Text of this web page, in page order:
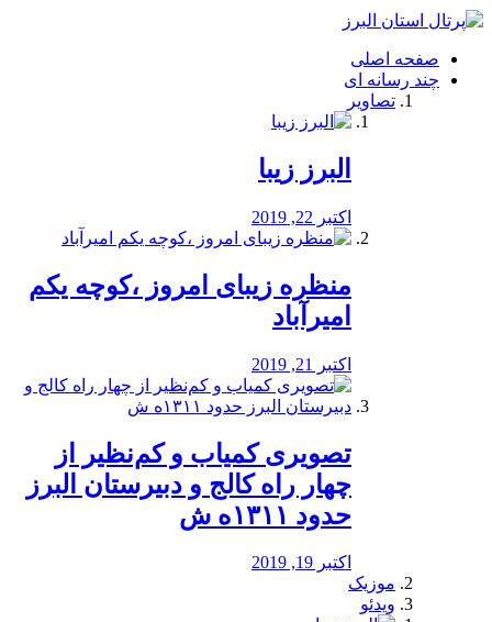
فصد
شرق
تهران
خشکشویی
صفحه اصلی
چند رسانه ای
تصاویر
البرز زیبا
اکتبر 22, 2019
منظره‌‌ زیبای امروز ،کوچه یکم
امیرآباد
اکتبر 21, 2019
️تصویری کمیاب و کم‌نظیر از
چهار راه كالج و دبيرستان البرز
حدود ۱۳۱۱ه ش
اکتبر 19, 2019
موزیک
ویدئو